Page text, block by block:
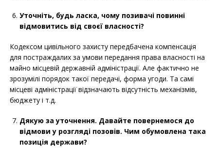
Уточніть, будь ласка, чому позивачі повинні
відмовитись від своєї власності?
Кодексом цивільного захисту передбачена компенсація
для постраждалих за умови передання права власності на
майно місцевій державній адміністрації. Але фактично не
зрозумілі порядок такої передачі, форма угоди. Та самі
місцеві адміністрації відзначають відсутність механізмів,
бюджету і т.д.
Дякую за уточнення. Давайте повернемося до
відмови у розгляді позовів. Чим обумовлена така
позиція держави?